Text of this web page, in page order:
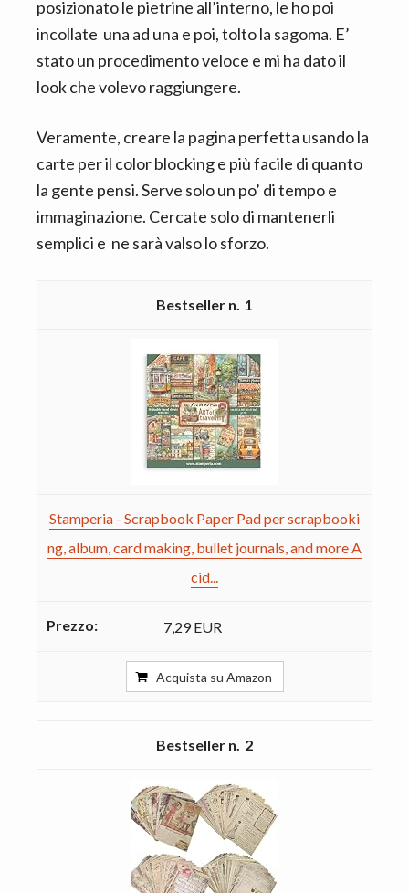
posizionato le pietrine all’interno, le ho poi
incollate una ad una e poi, tolto la sagoma. E’
stato un procedimento veloce e mi ha dato il
look che volevo raggiungere.
Veramente, creare la pagina perfetta usando la
carte per il color blocking e più facile di quanto
la gente pensi. Serve solo un po’ di tempo e
immaginazione. Cercate solo di mantenerli
semplici e ne sarà valso lo sforzo.
1
Stamperia - Scrapbook Paper Pad per scrapbooki
ng, album, card making, bullet journals, and more A
cid...
7,29 EUR
Acquista su Amazon
2